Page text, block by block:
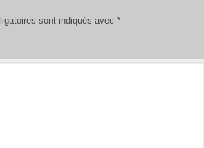
sont indiqués avec *